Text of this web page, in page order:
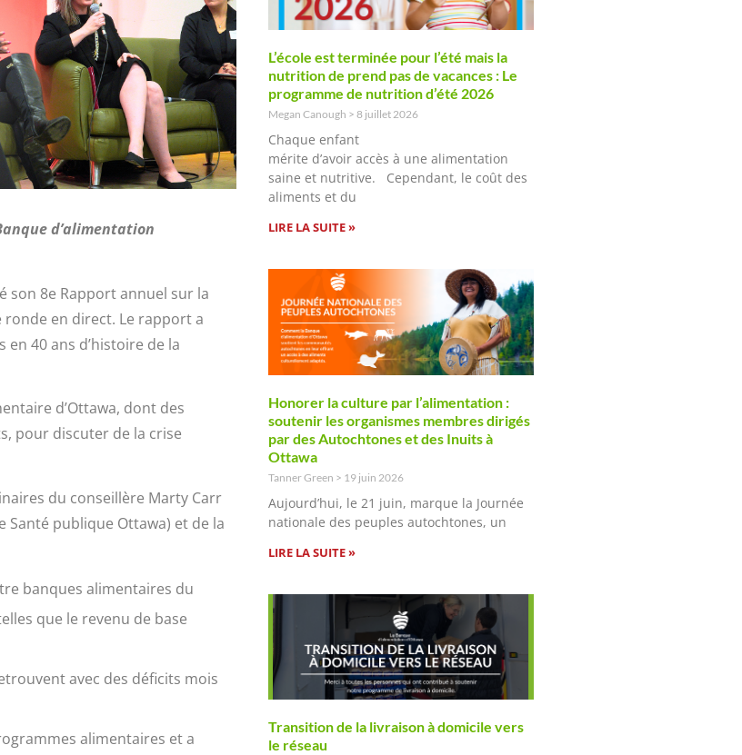
d’alimentation
son 8e Rapport annuel sur la
ronde en direct. Le rapport a
40 ans d’histoire de la
d’Ottawa, dont des
pour discuter de la crise
du conseillère Marty Carr
Santé publique Ottawa) et de la
banques alimentaires du
que le revenu de base
avec des déficits mois
alimentaires et a
L’école est terminée pour l’été mais la
nutrition de prend pas de vacances : Le
programme de nutrition d’été 2026
Megan Canough 8 juillet 2026
Chaque enfant
mérite d’avoir accès à une alimentation
saine et nutritive. Cependant, le coût des
aliments et du
LIRE LA SUITE »
Honorer la culture par l’alimentation :
soutenir les organismes membres dirigés
par des Autochtones et des Inuits à
Ottawa
Tanner Green 19 juin 2026
Aujourd’hui, le 21 juin, marque la Journée
nationale des peuples autochtones, un
LIRE LA SUITE »
Transition de la livraison à domicile vers
le réseau